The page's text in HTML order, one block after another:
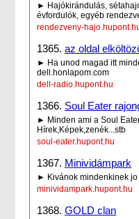
► Hajókirándulás,
évfordulók, egyéb
rendezveny-
1365. az oldal
► Ha unod magad itt
dell.honlapom.com
dell-radio.hupont.hu
1366. Soul Eater
► Minden ami a Soul
Hírek,Képek,zenék...stb
soul-eater.hupont.hu
1367. Minividámpark
► Kivánok mindenkinek jo
minividampark.hupont.hu
1368. GOLD clan